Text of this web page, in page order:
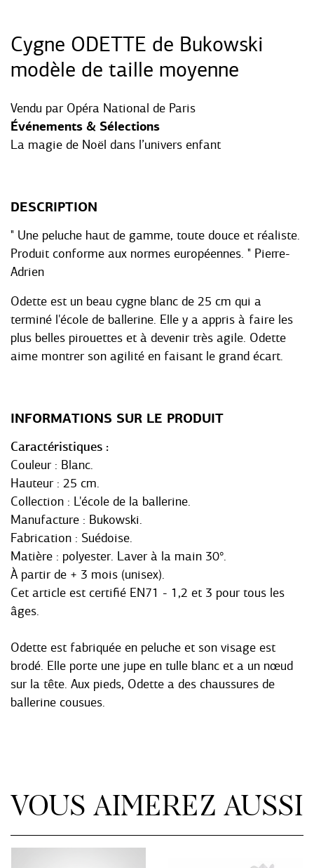
Cygne ODETTE de Bukowski
modèle de taille moyenne
Vendu par Opéra National de Paris
Événements & Sélections
La magie de Noël dans l’univers enfant
DESCRIPTION
" Une peluche haut de gamme, toute douce et réaliste.
Produit conforme aux normes européennes. " Pierre-
Adrien
Odette est un beau cygne blanc de 25 cm qui a
terminé l'école de ballerine. Elle y a appris à faire les
plus belles pirouettes et à devenir très agile. Odette
aime montrer son agilité en faisant le grand écart.
INFORMATIONS SUR LE PRODUIT
Caractéristiques
Couleur : Blanc.
Hauteur : 25 cm.
Collection : L'école de la ballerine.
Manufacture : Bukowski.
Fabrication : Suédoise.
Matière : polyester. Laver à la main 30°.
À partir de + 3 mois (unisex).
Cet article est certifié EN71 - 1,2 et 3 pour tous les
âges.
Odette est fabriquée en peluche et son visage est
brodé. Elle porte une jupe en tulle blanc et a un nœud
sur la tête. Aux pieds, Odette a des chaussures de
ballerine cousues.
VOUS AIMEREZ AUSSI